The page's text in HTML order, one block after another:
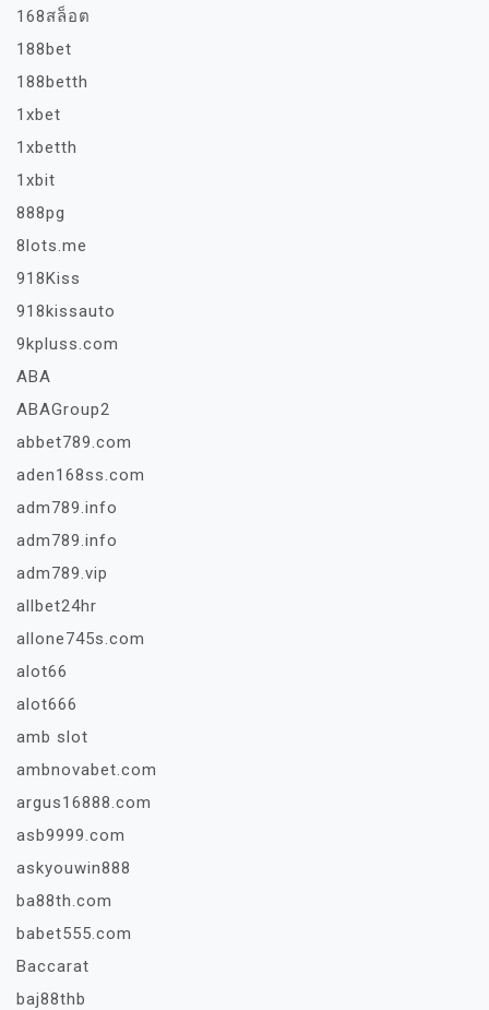
168สล็อต
188bet
188betth
1xbet
1xbetth
1xbit
888pg
8lots.me
918Kiss
918kissauto
9kpluss.com
ABA
ABAGroup2
abbet789.com
aden168ss.com
adm789.info
adm789.info
adm789.vip
allbet24hr
allone745s.com
alot66
alot666
amb slot
ambnovabet.com
argus16888.com
asb9999.com
askyouwin888
ba88th.com
babet555.com
Baccarat
baj88thb